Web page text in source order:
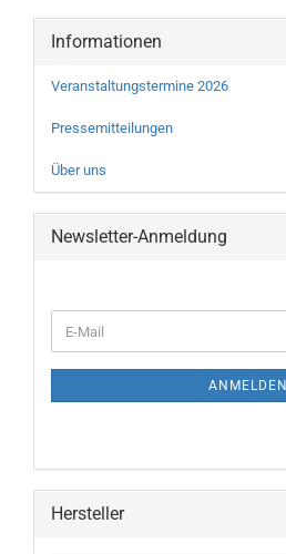
Informationen
Veranstaltungstermine 2026
Pressemitteilungen
Über uns
Newsletter-Anmeldung
ZUR
E-
Mail
ANMELDEN
Hersteller